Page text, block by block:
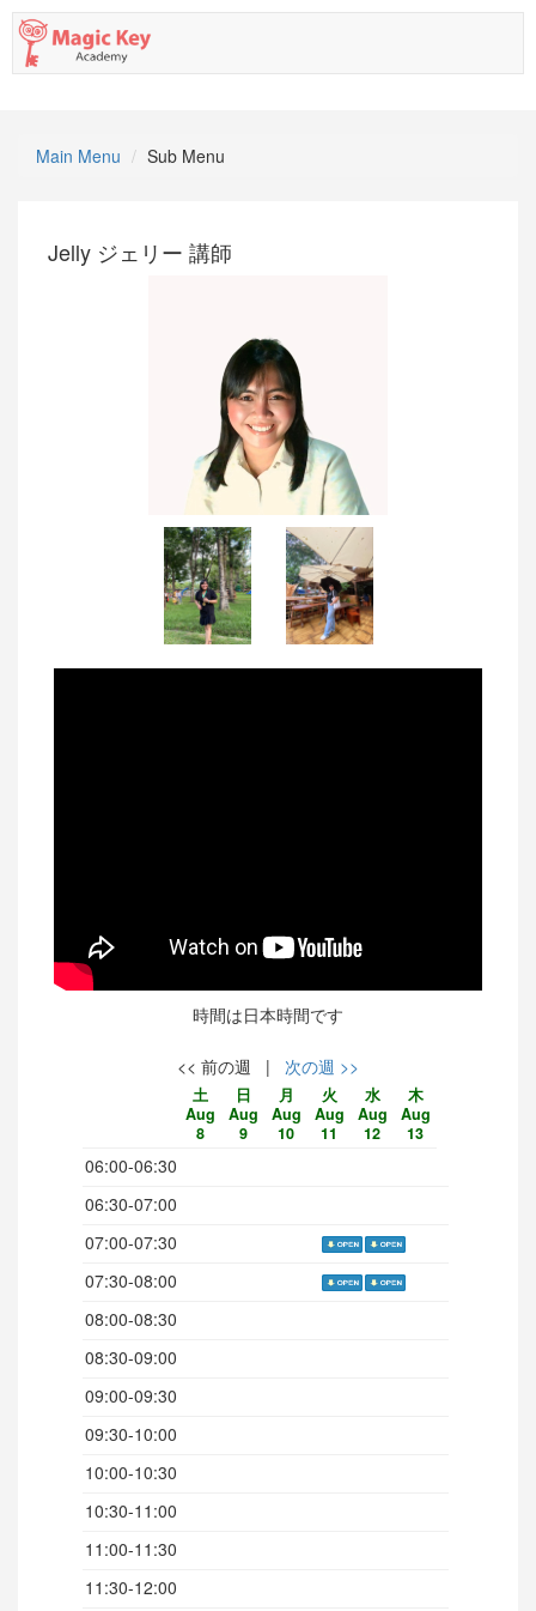
Main Menu Sub Menu
Jelly ジェリー 講師
時間は日本時間です
<< 前の週 | 次の週 >>
土
Aug
8
日
Aug
9
月
Aug
10
火
Aug
11
水
Aug
12
木
Aug
13
06:00-06:30
06:30-07:00
07:00-07:30
07:30-08:00
08:00-08:30
08:30-09:00
09:00-09:30
09:30-10:00
10:00-10:30
10:30-11:00
11:00-11:30
11:30-12:00